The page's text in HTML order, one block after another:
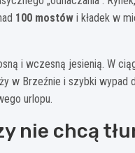
100 mostów i kładek w
i wczesną jesienią. W
w Brzeźnie i szybki wypad
urlopu.
nie chcą